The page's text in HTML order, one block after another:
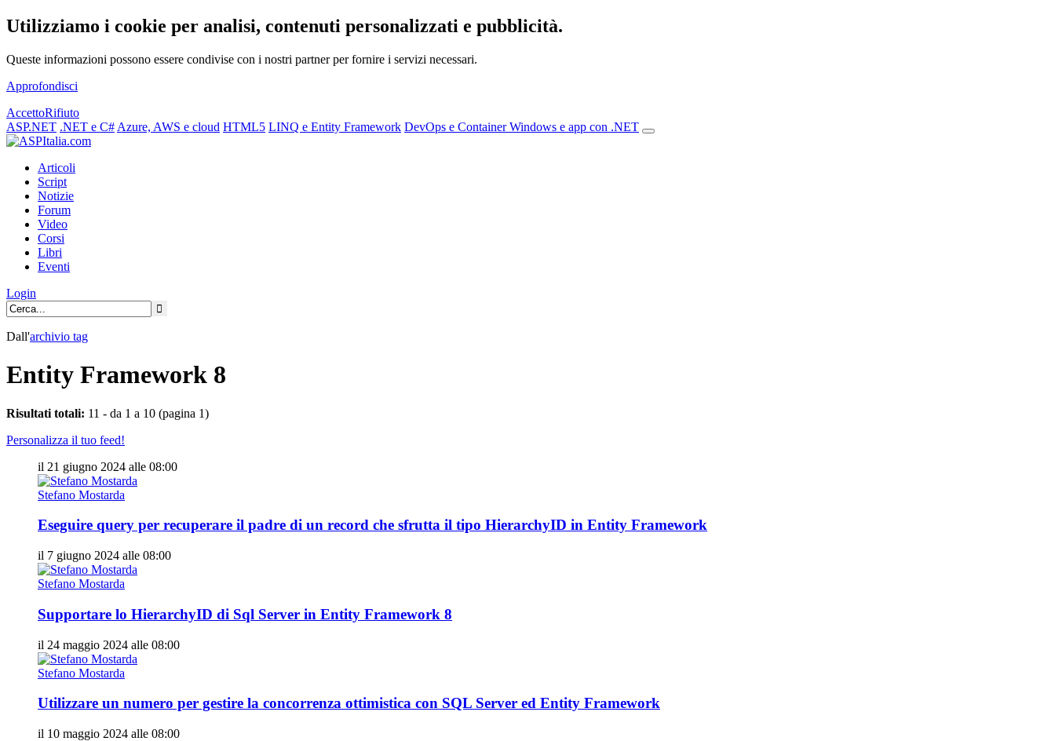
Utilizziamo i cookie per analisi, contenuti personalizzati e pubblicità.
Queste informazioni possono essere condivise con i nostri partner per fornire i servizi necessari.
Approfondisci
AccettoRifiuto
ASP.NET .NET e C# Azure, AWS e cloud HTML5 LINQ e Entity Framework DevOps e ContainerWindows e app con .NET
Articoli
Script
Notizie
Forum
Video
Corsi
Libri
Eventi
Login
Dall'archivio tag
Entity Framework 8
Risultati totali: 11 - da 1 a 10 (pagina 1)
Personalizza il tuo feed!
il 21 giugno 2024 alle 08:00
Stefano Mostarda
Eseguire query per recuperare il padre di un record che sfrutta il tipo HierarchyID in Entity Framework
il 7 giugno 2024 alle 08:00
Stefano Mostarda
Supportare lo HierarchyID di Sql Server in Entity Framework 8
il 24 maggio 2024 alle 08:00
Stefano Mostarda
Utilizzare un numero per gestire la concorrenza ottimistica con SQL Server ed Entity Framework
il 10 maggio 2024 alle 08:00